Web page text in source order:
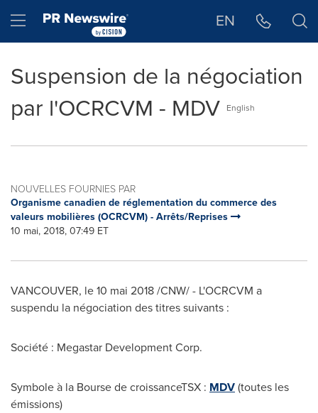
Hamburger menu EN
Suspension de la négociation
par l'OCRCVM - MDV English
NOUVELLES FOURNIES PAR
Organisme canadien de réglementation du commerce des
valeurs mobilières (OCRCVM) - Arrêts/Reprises
10 mai, 2018, 07:49 ET
VANCOUVER, le 10 mai 2018 /CNW/ - L'OCRCVM a
suspendu la négociation des titres suivants :
Société : Megastar Development Corp.
Symbole à la Bourse de croissanceTSX : MDV(toutes les
émissions)